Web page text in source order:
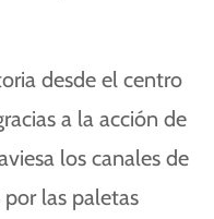
desde el centro
a la acción de
los canales de
las paletas